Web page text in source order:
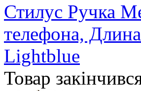
Стилус Ручка
телефона,
Lightblue
Товар